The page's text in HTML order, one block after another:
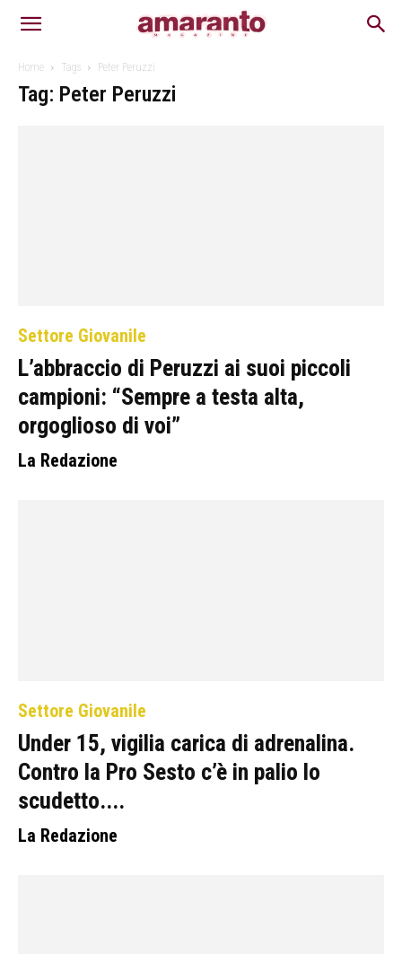
Home Tags Peter Peruzzi
Tag: Peter Peruzzi
Settore Giovanile
L’abbraccio di Peruzzi ai suoi piccoli
campioni: “Sempre a testa alta,
orgoglioso di voi”
La Redazione
Settore Giovanile
Under 15, vigilia carica di adrenalina.
Contro la Pro Sesto c’è in palio lo
scudetto....
La Redazione